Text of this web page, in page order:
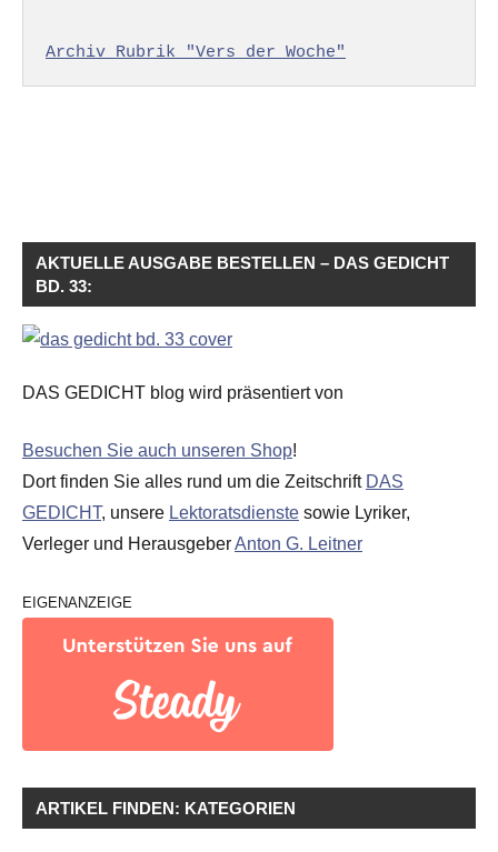
Archiv Rubrik "Vers der Woche"
AKTUELLE AUSGABE BESTELLEN – DAS GEDICHT
BD. 33:
DAS GEDICHT blog wird präsentiert von
Besuchen Sie auch unseren Shop!
Dort finden Sie alles rund um die Zeitschrift DAS
GEDICHT, unsere Lektoratsdienste sowie Lyriker,
Verleger und HerausgeberAnton G. Leitner
EIGENANZEIGE
ARTIKEL FINDEN: KATEGORIEN